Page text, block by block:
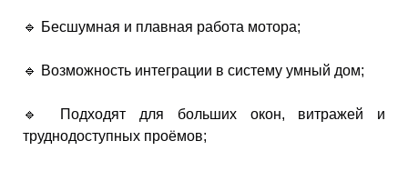
🔹 Бесшумная и плавная работа мотора;
🔹 Возможность интеграции в систему умный дом;
🔹 Подходят для больших окон, витражей и
труднодоступных проёмов;